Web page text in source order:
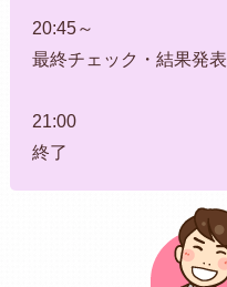
20:45～
最終チェック・結果発表
21:00
終了